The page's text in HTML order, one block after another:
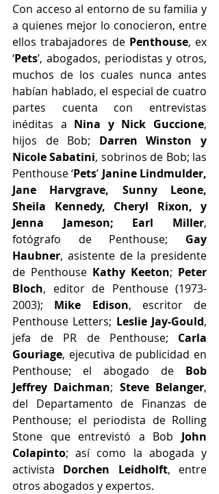
Con acceso al entorno de su familia y
a quienes mejor lo conocieron, entre
ellos trabajadores de Penthouse, ex
‘Pets’, abogados, periodistas y otros,
muchos de los cuales nunca antes
habían hablado, el especial de cuatro
partes cuenta con entrevistas
inéditas a Nina y Nick Guccione,
hijos de Bob; Darren Winston y
Nicole Sabatini, sobrinos de Bob; las
Penthouse ‘Pets’ Janine Lindmulder,
Jane Harvgrave, Sunny Leone,
Sheila Kennedy, Cheryl Rixon, y
Jenna Jameson; Earl Miller,
fotógrafo de Penthouse; Gay
Haubner, asistente de la presidente
de Penthouse Kathy Keeton; Peter
Bloch, editor de Penthouse (1973-
2003); Mike Edison, escritor de
Penthouse Letters; Leslie Jay-Gould,
jefa de PR de Penthouse; Carla
Gouriage, ejecutiva de publicidad en
Penthouse; el abogado de Bob
Jeffrey Daichman; Steve Belanger,
del Departamento de Finanzas de
Penthouse; el periodista de Rolling
Stone que entrevistó a Bob John
Colapinto; así como la abogada y
activista Dorchen Leidholft, entre
otros abogados y expertos.